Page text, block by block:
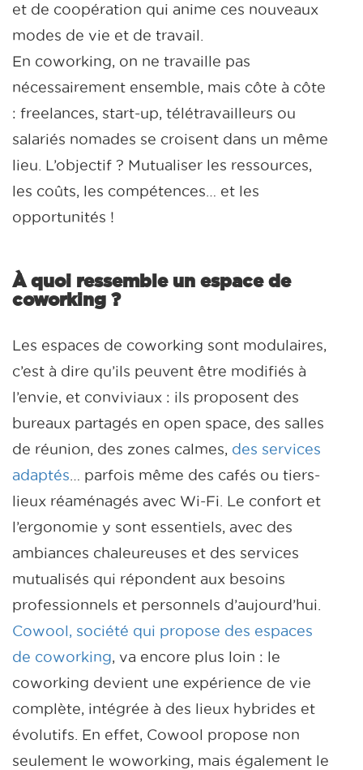
et de coopération qui anime ces nouveaux
modes de vie et de travail.
En coworking, on ne travaille pas
nécessairement ensemble, mais côte à côte
: freelances, start-up, télétravailleurs ou
salariés nomades se croisent dans un même
lieu. L’objectif ? Mutualiser les ressources,
les coûts, les compétences… et les
opportunités !
À quoi ressemble un espace de
coworking ?
Les espaces de coworking sont modulaires,
c’est à dire qu’ils peuvent être modifiés à
l’envie, et conviviaux : ils proposent des
bureaux partagés en open space, des salles
de réunion, des zones calmes, des services
adaptés … parfois même des cafés ou tiers-
lieux réaménagés avec Wi-Fi. Le confort et
l’ergonomie y sont essentiels, avec des
ambiances chaleureuses et des services
mutualisés qui répondent aux besoins
professionnels et personnels d’aujourd’hui.
Cowool, société qui propose des espaces
de coworking, va encore plus loin : le
coworking devient une expérience de vie
complète, intégrée à des lieux hybrides et
évolutifs. En effet, Cowool propose non
seulement le woworking, mais également le